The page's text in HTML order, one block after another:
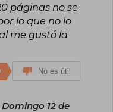
Garber vive en
escribiendo historias
a los lectores a
páginas no se
lo que no lo
me gustó la
No es útil
Domingo 12 de